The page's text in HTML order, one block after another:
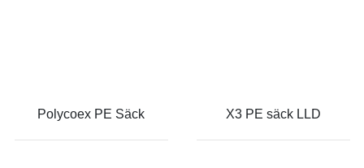
Polycoex PE Säck X3 PE säck LLD